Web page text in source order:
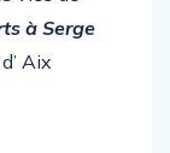
à Serge
Aix